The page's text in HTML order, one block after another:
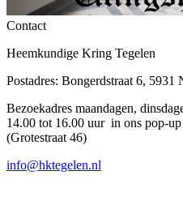
Contact
Heemkundige Kring Tegelen
Postadres: Bongerdstraat 6, 5931
Bezoekadres maandagen,
14.00 tot 16.00 uur in ons pop-
(Grotestraat 46)
info@hktegelen.nl